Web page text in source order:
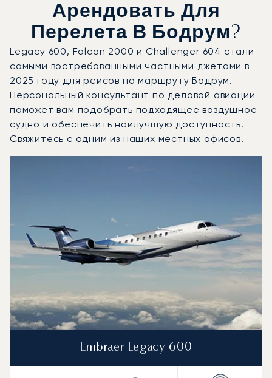
Арендовать Для
Перелета В Бодрум?
Legacy 600, Falcon 2000 и Challenger 604 стали
самыми востребованными частными джетами в
2025 году для рейсов по маршруту Бодрум.
Персональный консультант по деловой авиации
поможет вам подобрать подходящее воздушное
судно и обеспечить наилучшую доступность.
Свяжитесь с одним из наших местных офисов.
Embraer Legacy 600